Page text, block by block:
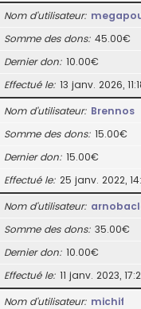
Nom d’utilisateur
Somme des dons 45.00€
Dernier don 10.00€
Effectué le 13 janv. 2026,
Nom d’utilisateur Brennos
Somme des dons 15.00€
Dernier don 15.00€
Effectué le 25 janv. 2022,
Nom d’utilisateur
Somme des dons 35.00€
Dernier don 10.00€
Effectué le 11 janv. 2023,
Nom d’utilisateur michif